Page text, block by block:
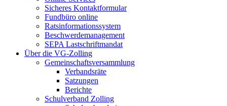
Sicheres Kontaktformular
Fundbüro online
Ratsinformationssystem
Beschwerdemanagement
SEPA Lastschriftmandat
Über die VG-Zolling
Gemeinschaftsversammlung
Verbandsräte
Satzungen
Berichte
Schulverband Zolling